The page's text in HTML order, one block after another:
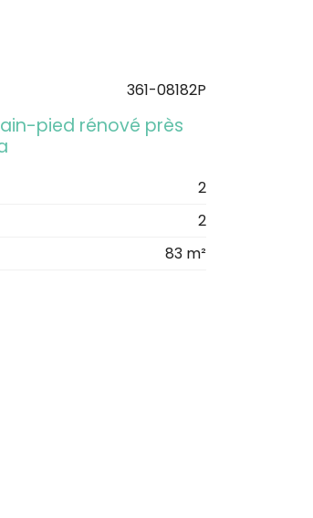
361-08182P
pied rénové près
2
2
83 m²